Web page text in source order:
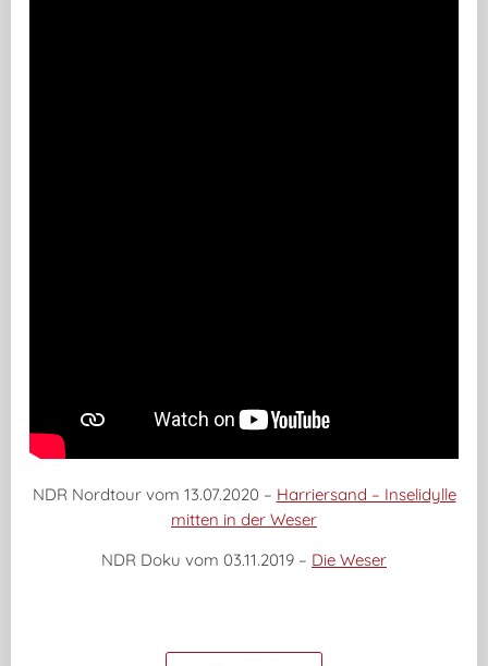
NDR Nordtour vom 13.07.2020 – Harriersand – Inselidylle
mitten in der Weser
NDR Doku vom 03.11.2019 – Die Weser